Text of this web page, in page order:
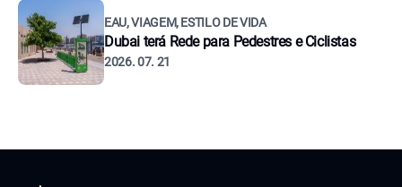
EAU, VIAGEM, ESTILO DE VIDA
Dubai terá Rede para Pedestres e Ciclistas
2026. 07. 21